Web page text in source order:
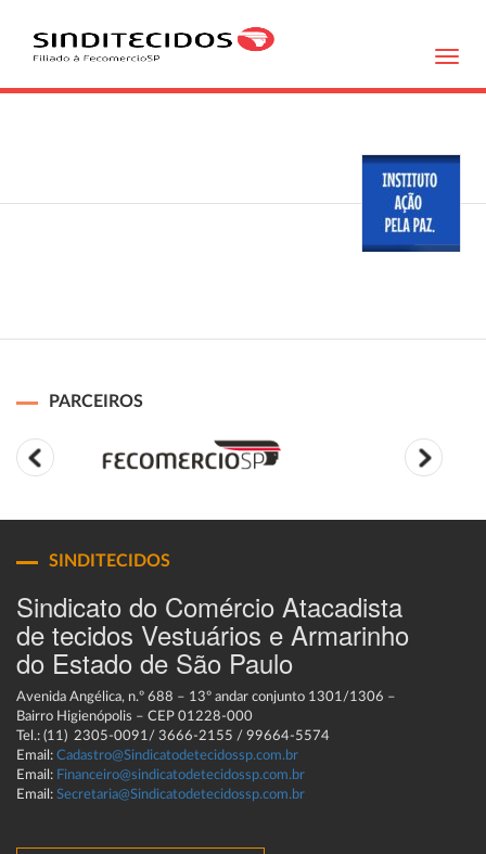
PARCEIROS
SINDITECIDOS
Sindicato do Comércio Atacadista
de tecidos Vestuários e Armarinho
do Estado de São Paulo
Avenida Angélica, n.º 688 – 13º andar conjunto 1301/1306 –
Bairro Higienópolis – CEP 01228-000
Tel.: (11) 2305-0091/ 3666-2155 / 99664-5574
Email: Cadastro@Sindicatodetecidossp.com.br
Email: Financeiro@sindicatodetecidossp.com.br
Email: Secretaria@Sindicatodetecidossp.com.br